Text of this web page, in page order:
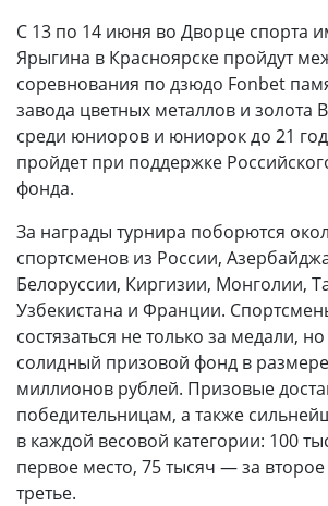
С 13 по 14 июня во Дворце спорта
Ярыгина в Красноярске пройдут
соревнования по дзюдо Fonbet
завода цветных металлов и золота
среди юниоров и юниорок до 21
пройдет при поддержке
фонда.
За награды турнира поборются
спортсменов из России,
Белоруссии, Киргизии, Монголии,
Узбекистана и Франции.
состязаться не только за медали,
солидный призовой фонд в
миллионов рублей. Призовые
победительницам, а также
в каждой весовой категории: 100
первое место, 75 тысяч — за
третье.